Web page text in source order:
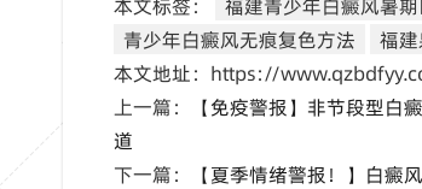
本文标签： 福建青少年白癜风暑
青少年白癜风无痕复色方法
福
本文地址：https://
上一篇：
【免疫警报】非节段型
道
下一篇：
【夏季情绪警报！】白